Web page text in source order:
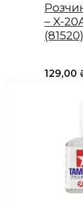
– X-
(81520)
129,00